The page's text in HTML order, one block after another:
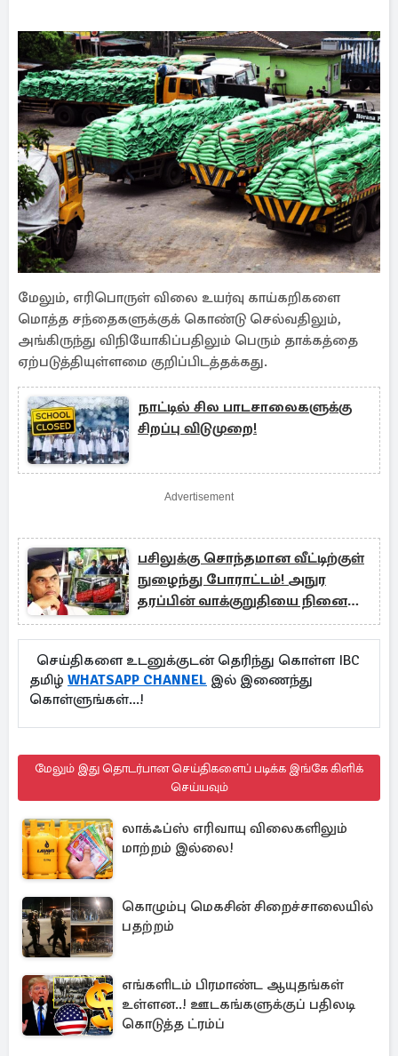
மேலும், எரிபொருள் விலை உயர்வு காய்கறிகளை
மொத்த சந்தைகளுக்குக் கொண்டு செல்வதிலும்,
அங்கிருந்து விநியோகிப்பதிலும் பெரும் தாக்கத்தை
ஏற்படுத்தியுள்ளமை குறிப்பிடத்தக்கது.
நாட்டில் சில பாடசாலைகளுக்கு
சிறப்பு விடுமுறை!
Advertisement
பசிலுக்கு சொந்தமான வீட்டிற்குள்
நுழைந்து போராட்டம்! அநுர
தரப்பின் வாக்குறுதியை நினைவு
படுத்திய மாணவர்கள்
செய்திகளை உடனுக்குடன் தெரிந்து கொள்ள IBC
தமிழ் WHATSAPP CHANNEL இல் இணைந்து
கொள்ளுங்கள்...!
மேலும் இது தொடர்பான செய்திகளைப் படிக்க இங்கே கிளிக்
செய்யவும்
லாக்ஃப்ஸ் எரிவாயு விலைகளிலும்
மாற்றம் இல்லை!
கொழும்பு மெகசின் சிறைச்சாலையில்
பதற்றம்
எங்களிடம் பிரமாண்ட ஆயுதங்கள்
உள்ளன..! ஊடகங்களுக்குப் பதிலடி
கொடுத்த ட்ரம்ப்